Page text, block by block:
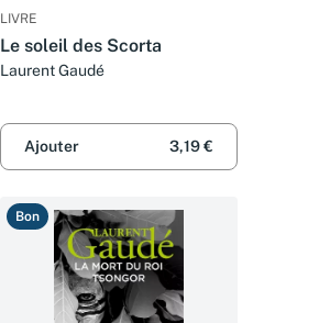
LIVRE
Le soleil des Scorta
Laurent Gaudé
Ajouter 3,19 €
Bon